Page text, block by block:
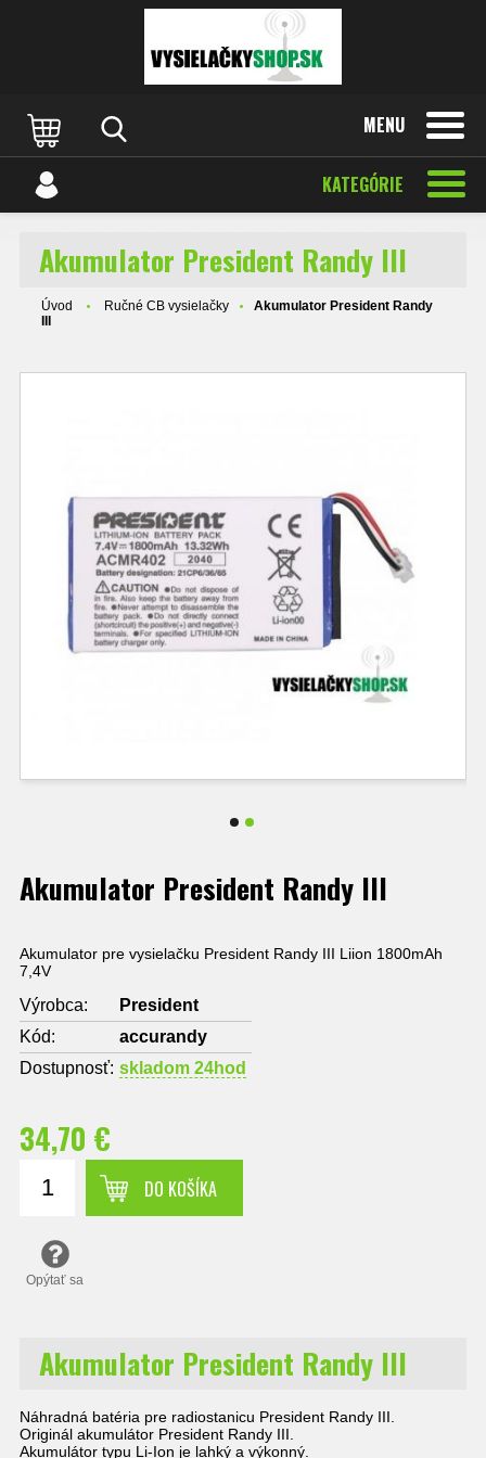
MENU
KATEGÓRIE
Akumulator President Randy III
Úvod Ručné CB vysielačky
Akumulator President Randy
Akumulator President Randy III
Akumulator pre vysielačku President Randy III Liion 1800mAh
7,4V
Výrobca:
President
Kód:
accurandy
Dostupnosť: skladom 24hod
34,70 €
DO KOŠÍKA
Opýtať sa
Akumulator President Randy III
Náhradná batéria pre radiostanicu President Randy III.
Originál akumulátor President Randy III.
Akumulátor typu Li-Ion je lahký a výkonný.